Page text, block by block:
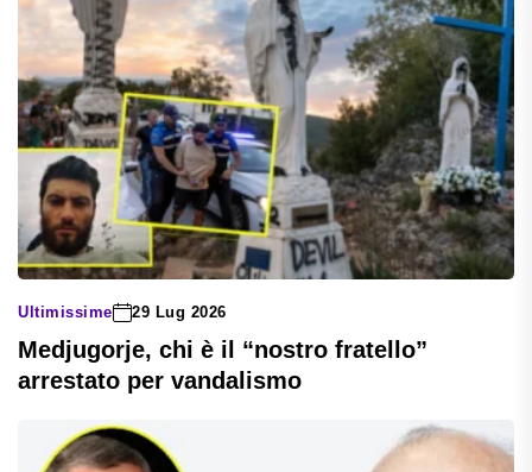
Ultimissime 29 Lug 2026
Medjugorje, chi è il “nostro fratello”
arrestato per vandalismo